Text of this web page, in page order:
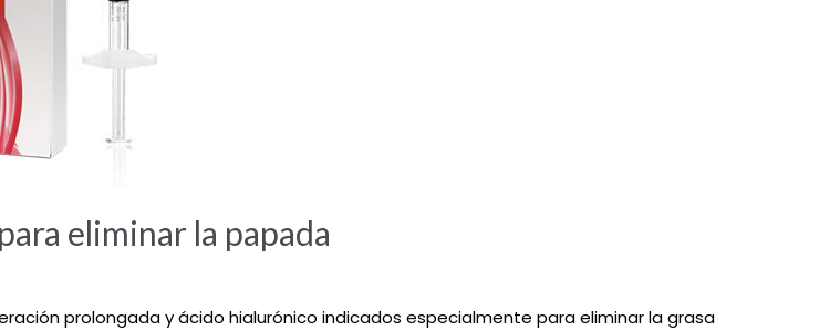
eliminar la papada
prolongada y ácido hialurónico indicados especialmente para eliminar la grasa